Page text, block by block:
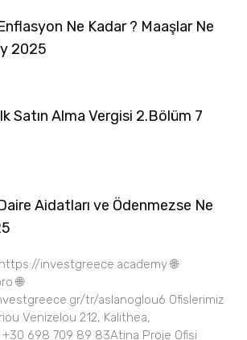
Ne Kadar ? Maaşlar Ne
2025
Satın Alma Vergisi 2.Bölüm 7
Aidatları ve Ödenmezse Ne
investgreece.academy 🌐
🌐
tr/aslanoglou6 Ofislerimiz
Venizelou 212, Kalithea,
698 709 89 83Atina Proje Ofisi